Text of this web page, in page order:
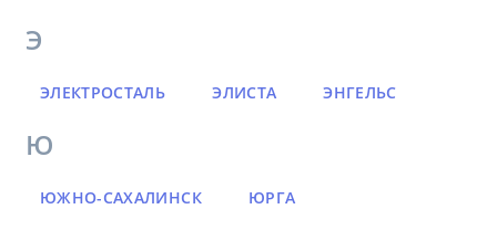
Э
ЭЛЕКТРОСТАЛЬ ЭЛИСТА ЭНГЕЛЬС
Ю
ЮЖНО-САХАЛИНСК ЮРГА